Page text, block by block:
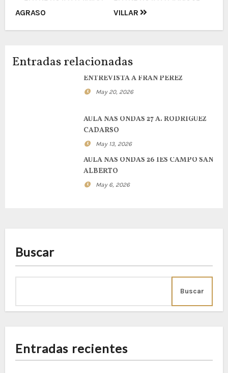
de
entradas
AGRASO
VILLAR
Entradas relacionadas
ENTREVISTA A FRAN PEREZ
May 20, 2026
AULA NAS ONDAS 27 A. RODRIGUEZ
CADARSO
May 13, 2026
AULA NAS ONDAS 26 IES CAMPO SAN
ALBERTO
May 6, 2026
Buscar
Buscar
Entradas recientes